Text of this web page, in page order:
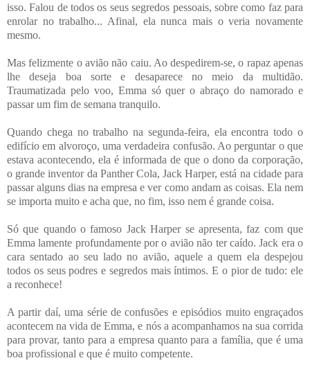
isso. Falou de todos os seus segredos pessoais, sobre como faz para
enrolar no trabalho... Afinal, ela nunca mais o veria novamente
mesmo.
Mas felizmente o avião não caiu. Ao despedirem-se, o rapaz apenas
lhe deseja boa sorte e desaparece no meio da multidão.
Traumatizada pelo voo, Emma só quer o abraço do namorado e
passar um fim de semana tranquilo.
Quando chega no trabalho na segunda-feira, ela encontra todo o
edifício em alvoroço, uma verdadeira confusão. Ao perguntar o que
estava acontecendo, ela é informada de que o dono da corporação,
o grande inventor da Panther Cola, Jack Harper, está na cidade para
passar alguns dias na empresa e ver como andam as coisas. Ela nem
se importa muito e acha que, no fim, isso nem é grande coisa.
Só que quando o famoso Jack Harper se apresenta, faz com que
Emma lamente profundamente por o avião não ter caído. Jack era o
cara sentado ao seu lado no avião, aquele a quem ela despejou
todos os seus podres e segredos mais íntimos. E o pior de tudo: ele
a reconhece!
A partir daí, uma série de confusões e episódios muito engraçados
acontecem na vida de Emma, e nós a acompanhamos na sua corrida
para provar, tanto para a empresa quanto para a família, que é uma
boa profissional e que é muito competente.